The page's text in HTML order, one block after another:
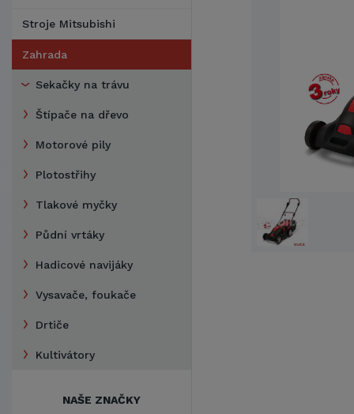
Stroje Mitsubishi
Zahrada
Sekačky na trávu
Štípače na dřevo
Motorové pily
Plotostřihy
Tlakové myčky
Půdní vrtáky
Hadicové navijáky
Vysavače, foukače
Drtiče
Kultivátory
NAŠE ZNAČKY